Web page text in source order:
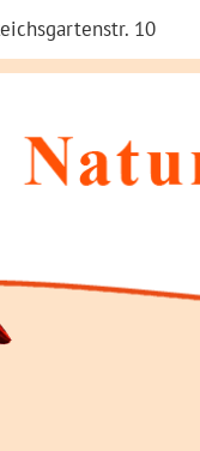
10